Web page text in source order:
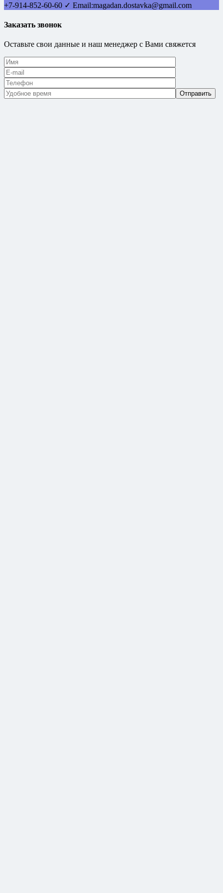
+7-914-852-60-60 ✓ Email:magadan.dostavka@gmail.com
Заказать звонок
Оставьте свои данные и наш менеджер с Вами свяжется